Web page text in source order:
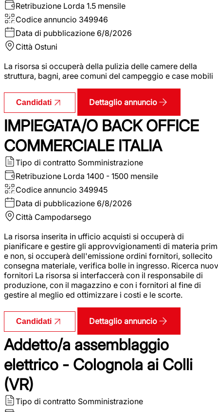
Retribuzione Lorda 1.5 mensile
Codice annuncio 349946
Data di pubblicazione 6/8/2026
Città Ostuni
La risorsa si occuperà della pulizia delle camere della
struttura, bagni, aree comuni del campeggio e case mobili
Candidati Dettaglio annuncio
IMPIEGATA/O BACK OFFICE
COMMERCIALE ITALIA
Tipo di contratto Somministrazione
Retribuzione Lorda 1400 - 1500 mensile
Codice annuncio 349945
Data di pubblicazione 6/8/2026
Città Campodarsego
La risorsa inserita in ufficio acquisti si occuperà di
pianificare e gestire gli approvvigionamenti di materia
e non, si occuperà dell'emissione ordini fornitori, sollecito
consegna materiale, verifica bolle in ingresso. Ricerca
fornitori La risorsa si interfaccerà con il responsabile di
produzione, con il magazzino e con i fornitori al fine di
gestire al meglio ed ottimizzare i costi e le scorte.
Candidati Dettaglio annuncio
Addetto/a assemblaggio
elettrico - Colognola ai Colli
(VR)
Tipo di contratto Somministrazione